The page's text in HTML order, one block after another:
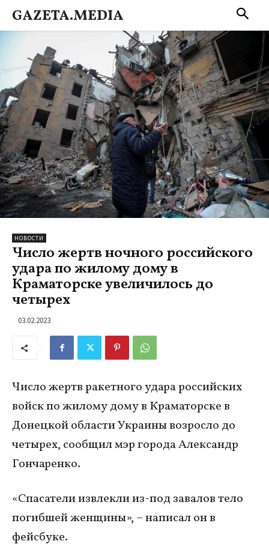
GAZETA.MEDIA
НОВОСТИ
Число жертв ночного российского
удара по жилому дому в
Краматорске увеличилось до
четырех
03.02.2023
Число жертв ракетного удара российских
войск по жилому дому в Краматорске в
Донецкой области Украины возросло до
четырех, сообщил мэр города Александр
Гончаренко.
«Спасатели извлекли из-под завалов тело
погибшей женщины», – написал он в
фейсбуке.